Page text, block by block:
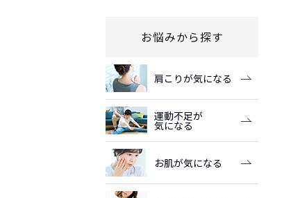
お悩みから探す
肩こりが気になる
運動不足が
気になる
お肌が気になる